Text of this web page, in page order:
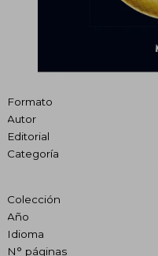
Formato
Autor
Editorial
Categoría
Colección
Año
Idioma
N° páginas